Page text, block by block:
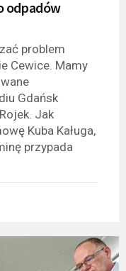
odpadów
problem
Cewice. Mamy
Gdańsk
Jak
Kuba Kaługa,
przypada